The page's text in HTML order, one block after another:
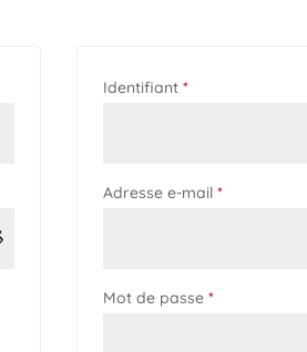
Identifiant*
Adresse e-mail*
Mot de passe*